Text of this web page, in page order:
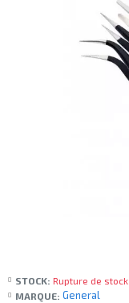
STOCK: Rupture de stock
MARQUE: General